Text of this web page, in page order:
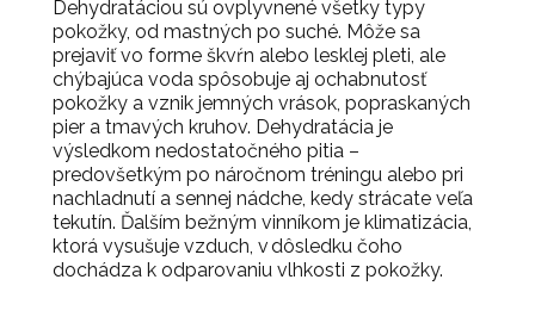
Dehydratáciou sú ovplyvnené všetky typy
pokožky, od mastných po suché. Môže sa
prejaviť vo forme škvŕn alebo lesklej pleti, ale
chýbajúca voda spôsobuje aj ochabnutosť
pokožky a vznik jemných vrások, popraskaných
pier a tmavých kruhov. Dehydratácia je
výsledkom nedostatočného pitia –
predovšetkým po náročnom tréningu alebo pri
nachladnutí a sennej nádche, kedy strácate veľa
tekutín. Ďalším bežným vinníkom je klimatizácia,
ktorá vysušuje vzduch, v dôsledku čoho
dochádza k odparovaniu vlhkosti z pokožky.